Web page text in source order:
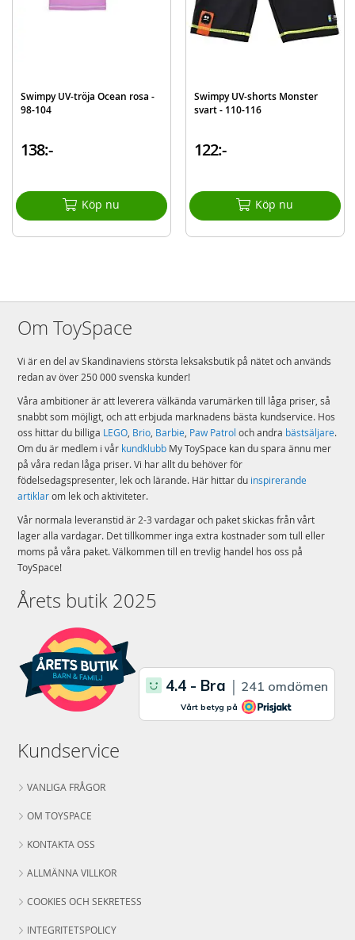
Swimpy UV-tröja Ocean rosa -
98-104
138:-
Köp nu
Swimpy UV-shorts Monster
svart - 110-116
122:-
Köp nu
Om ToySpace
Vi är en del av Skandinaviens största leksaksbutik på nätet och används
redan av över 250 000 svenska kunder!
Våra ambitioner är att leverera välkända varumärken till låga priser, så
snabbt som möjligt, och att erbjuda marknadens bästa kundservice. Hos
oss hittar du billiga LEGO, Brio, Barbie, Paw Patrol och andra bästsäljare.
Om du är medlem i vår kundklubb My ToySpace kan du spara ännu mer
på våra redan låga priser. Vi har allt du behöver för
födelsedagspresenter, lek och lärande. Här hittar du inspirerande
artiklarom lek och aktiviteter.
Vår normala leveranstid är 2-3 vardagar och paket skickas från vårt
lager alla vardagar. Det tillkommer inga extra kostnader som tull eller
moms på våra paket. Välkommen till en trevlig handel hos oss på
ToySpace!
Årets butik 2025
Kundservice
VANLIGA FRÅGOR
OM TOYSPACE
KONTAKTA OSS
ALLMÄNNA VILLKOR
COOKIES OCH SEKRETESS
INTEGRITETSPOLICY